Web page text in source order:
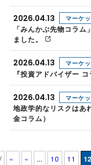
2026.04.13 マーケ
「みんかぶ先物コラ
ました。
2026.04.13 マーケ
『投資アドバイザー
2026.04.13 マーケ
地政学的なリスクはあ
金コラム）
«
« ... 10 11 12